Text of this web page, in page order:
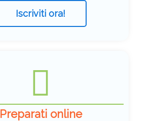
Iscriviti ora!
Preparati online